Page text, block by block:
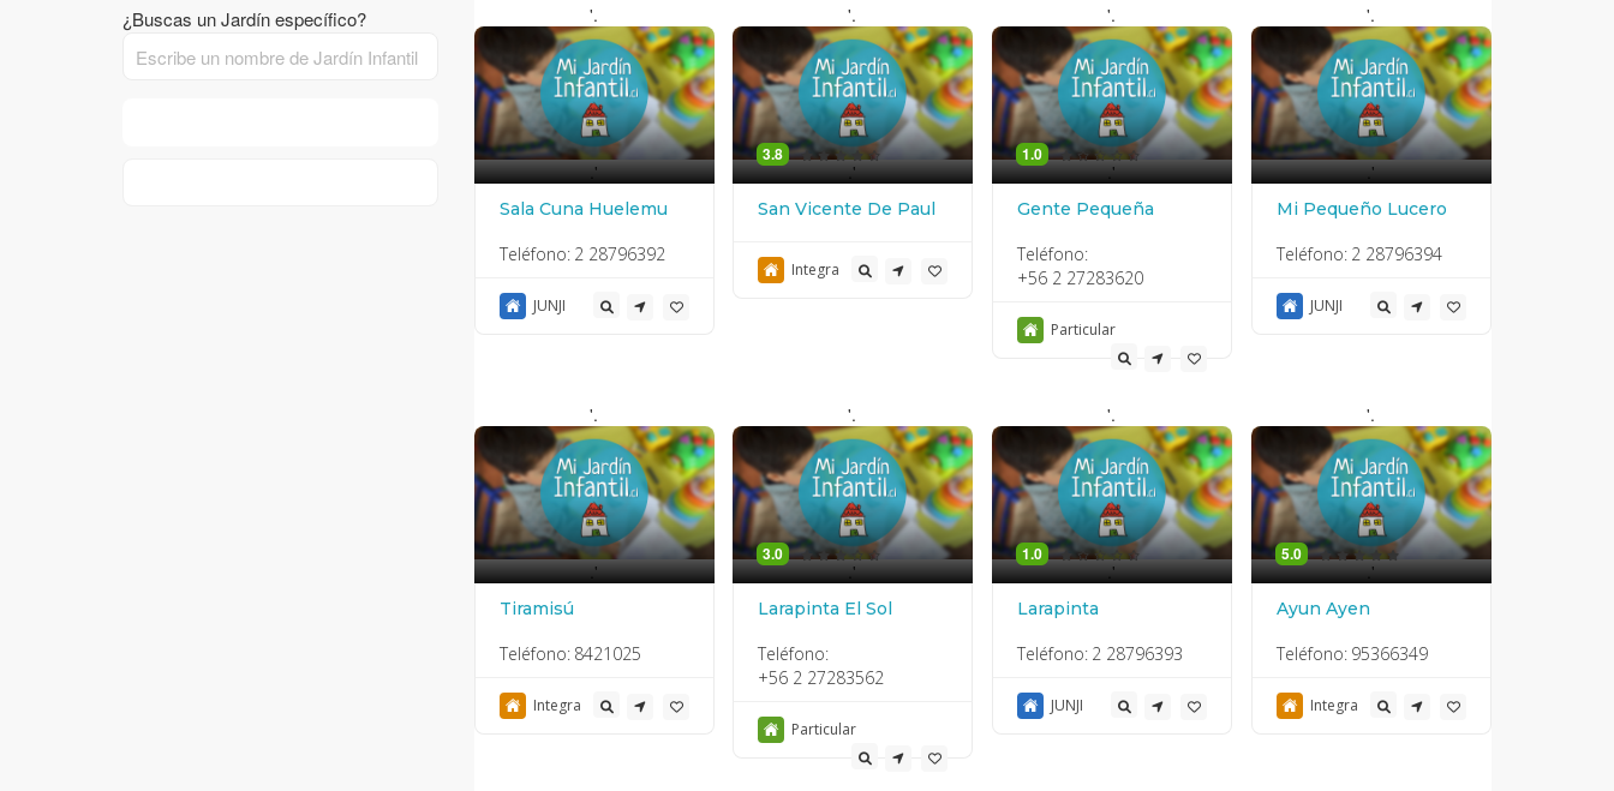
¿Buscas un Jardín específico? '.
.'
Sala Cuna Huelemu
Teléfono: 2 28796392
JUNJI
'.
.'
3.8
San Vicente De Paul
Integra
'.
.'
1.0
Gente Pequeña
Teléfono:
+56 2 27283620
Particular
'.
.'
Mi Pequeño Lucero
Teléfono: 2 28796394
JUNJI
'.
.'
Tiramisú
Teléfono: 8421025
Integra
'.
.'
3.0
Larapinta El Sol
Teléfono:
+56 2 27283562
Particular
'.
.'
1.0
Larapinta
Teléfono: 2 28796393
JUNJI
'.
.'
5.0
Ayun Ayen
Teléfono: 95366349
Integra